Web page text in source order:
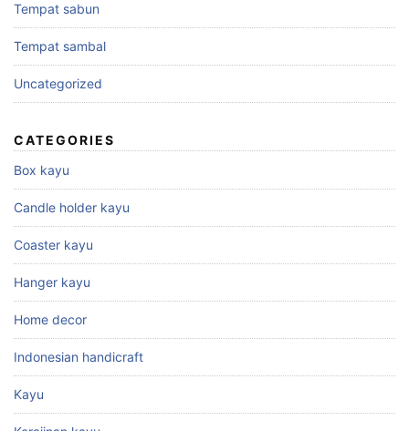
Tempat sabun
Tempat sambal
Uncategorized
CATEGORIES
Box kayu
Candle holder kayu
Coaster kayu
Hanger kayu
Home decor
Indonesian handicraft
Kayu